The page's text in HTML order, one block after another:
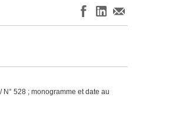
528 ; monogramme et date au